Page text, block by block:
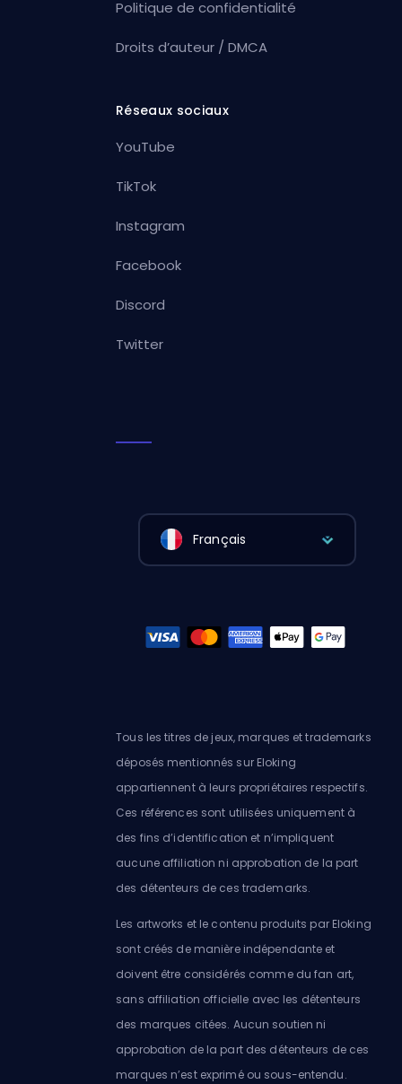
Politique de confidentialité
Droits d’auteur / DMCA
Réseaux sociaux
YouTube
TikTok
Instagram
Facebook
Discord
Twitter
Français
Tous les titres de jeux, marques et trademarks
déposés mentionnés sur Eloking
appartiennent à leurs propriétaires respectifs.
Ces références sont utilisées uniquement à
des fins d’identification et n’impliquent
aucune affiliation ni approbation de la part
des détenteurs de ces trademarks.
Les artworks et le contenu produits par Eloking
sont créés de manière indépendante et
doivent être considérés comme du fan art,
sans affiliation officielle avec les détenteurs
des marques citées. Aucun soutien ni
approbation de la part des détenteurs de ces
marques n’est exprimé ou sous-entendu.